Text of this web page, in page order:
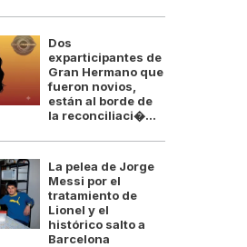
Argentina mira el caso porque sus
Dos
exparticipantes de
Gran Hermano que
fueron novios,
están al borde de
la reconciliaci�...
La pelea de Jorge
Messi por el
tratamiento de
Lionel y el
histórico salto a
Barcelona